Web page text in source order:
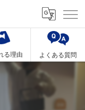
る理由 よくある質問